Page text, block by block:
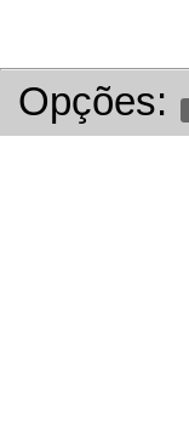
Opções: